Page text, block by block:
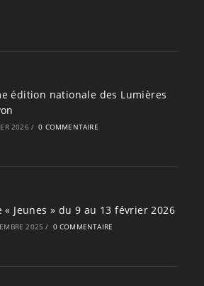
édition nationale des Lumières
2026 / 0 COMMENTAIRE
« Jeunes » du 9 au 13 février 2026
2025 / 0 COMMENTAIRE